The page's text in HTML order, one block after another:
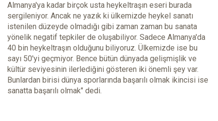
Almanya'ya kadar birçok usta heykeltraşın eseri burada
sergileniyor. Ancak ne yazık ki ülkemizde heykel sanatı
istenilen düzeyde olmadığı gibi zaman zaman bu sanata
yönelik negatif tepkiler de oluşabiliyor. Sadece Almanya'da
40 bin heykeltraşın olduğunu biliyoruz. Ülkemizde ise bu
sayı 50'yi geçmiyor. Bence bütün dünyada gelişmişlik ve
kültür seviyesinin ilerlediğini gösteren iki önemli şey var.
Bunlardan birisi dünya sporlarında başarılı olmak ikincisi ise
sanatta başarılı olmak" dedi.